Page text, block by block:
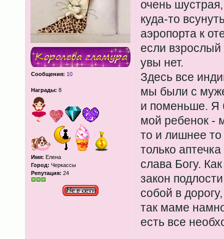
Сообщения: 10
Награды: 8
Имя: Елена
Город: Черкассы
Репутация: 24
очень
куда-то
аэропорта к
если взрослый
увы нет.
Здесь все
мы были с
и поменьше. Я
мой ребенок -
то и лишнее
только
слава Богу.
закон
собой в
так маме
есть все